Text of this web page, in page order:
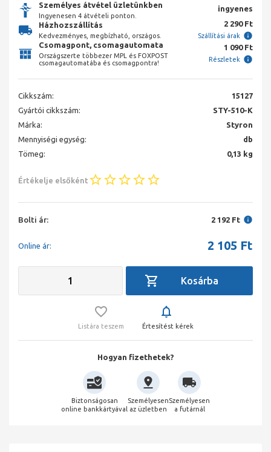
Személyes átvétel üzletünkben
Ingyenesen 4 átvételi ponton.
ingyenes
Házhozszállítás
Kedvezményes, megbízható, országos.
2 290 Ft
Szállítási árak
Csomagpont, csomagautomata
Országszerte többezer MPL és FOXPOST
csomagautomatába és csomagpontra!
1 090 Ft
Részletek
Cikkszám:
15127
Gyártói cikkszám:
STY-510-K
Márka:
Styron
Mennyiségi egység:
db
Tömeg:
0,13 kg
Értékelje elsőként
Bolti ár: 2 192 Ft
Online ár: 2 105 Ft
Listára teszem Értesítést kérek
Hogyan fizethetek?
Biztonságosan
online bankkártyával
Személyesen
az üzletben
Személyesen
a futárnál